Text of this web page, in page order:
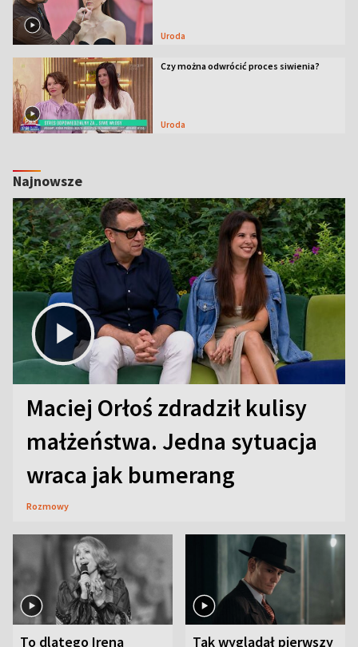
Uroda
Czy można odwrócić proces siwienia?
Uroda
Najnowsze
Maciej Orłoś zdradził kulisy
małżeństwa. Jedna sytuacja
wraca jak bumerang
Rozmowy
To dlatego Irena Tak wyglądał pierwszy